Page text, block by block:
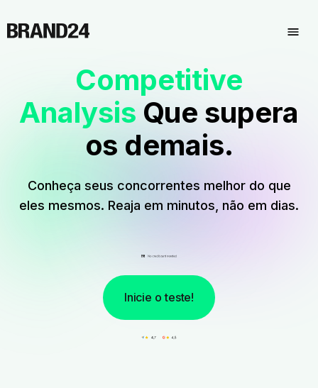
Competitive
Analysis Que supera
os demais.
Conheça seus concorrentes melhor do que
eles mesmos. Reaja em minutos, não em dias.
Inicie o teste!